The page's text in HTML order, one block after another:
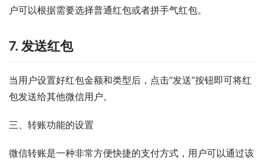
户可以根据需要选择普通红包或者拼手气红包。
7. 发送红包
当用户设置好红包金额和类型后，点击“发送”按钮即可将红
包发送给其他微信用户。
三、转账功能的设置
微信转账是一种非常方便快捷的支付方式，用户可以通过该